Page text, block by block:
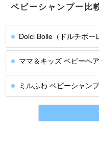
ベビーシャンプー比
Dolci Bolle（ドルチボー
ママ＆キッズ ベビーヘ
ミルふわ ベビーシャン